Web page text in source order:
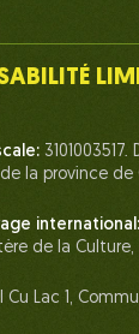
la province de
international:
de la
Lac 1,